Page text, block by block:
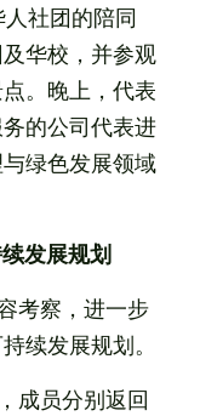
社团的陪同
华校，并参观
。晚上，代表
的公司代表进
绿色发展领域
发展规划
考察，进一步
续发展规划。
成员分别返回